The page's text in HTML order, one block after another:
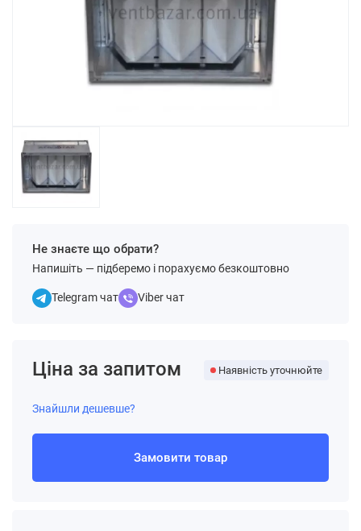
Не знаєте що обрати?
Напишіть — підберемо і порахуємо безкоштовно
Telegram чат Viber чат
Ціна за запитом Наявність уточнюйте
Знайшли дешевше?
Замовити товар